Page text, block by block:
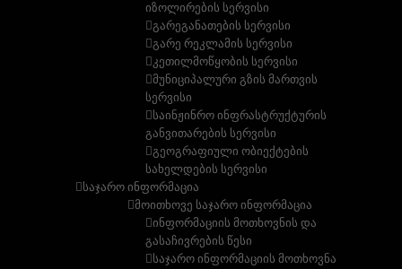
იზოლირების სერვისი
გარეგანათების სერვისი
გარე რეკლამის სერვისი
კეთილმოწყობის სერვისი
მუნიციპალური გზის მართვის
სერვისი
საინჟინრო ინფრასტრუქტურის
განვითარების სერვისი
გეოგრაფიული ობიექტების
სახელდების სერვისი
საჯარო ინფორმაცია
მოითხოვე საჯარო ინფორმაცია
ინფორმაციის მოთხოვნის და
გასაჩივრების წესი
საჯარო ინფორმაციის მოთხოვნა